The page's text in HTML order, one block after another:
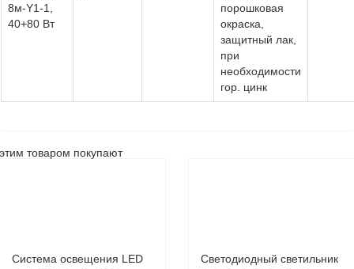
8м-Y1-1,
40+80 Вт
порошковая
окраска,
защитный лак,
при
необходимости
гор. цинк
товаром покупают
Система освещения LED
Светодиодный светильник